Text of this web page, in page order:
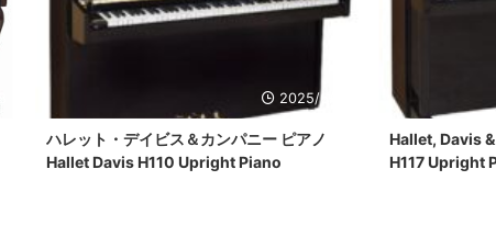
2025/6/18
ハレット・デイビス＆カンパニー ピアノ
Hallet Davis H110 Upright Piano
Hallet, Davis
H117 Upright